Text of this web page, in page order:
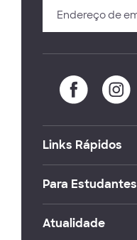
Links Rápidos
Para Estudantes
Atualidade